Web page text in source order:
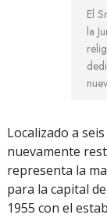
El
la
Localizado a
nuevamente
representa la
para la capital
1955 con el